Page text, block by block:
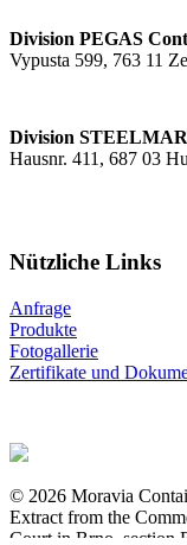
Division PEGAS
Vypusta 599, 763 11
Division
Hausnr. 411, 687 03
Nützliche Links
Anfrage
Produkte
Fotogallerie
Zertifikate und
© 2026 Moravia
Extract from the
Court in Brno, section